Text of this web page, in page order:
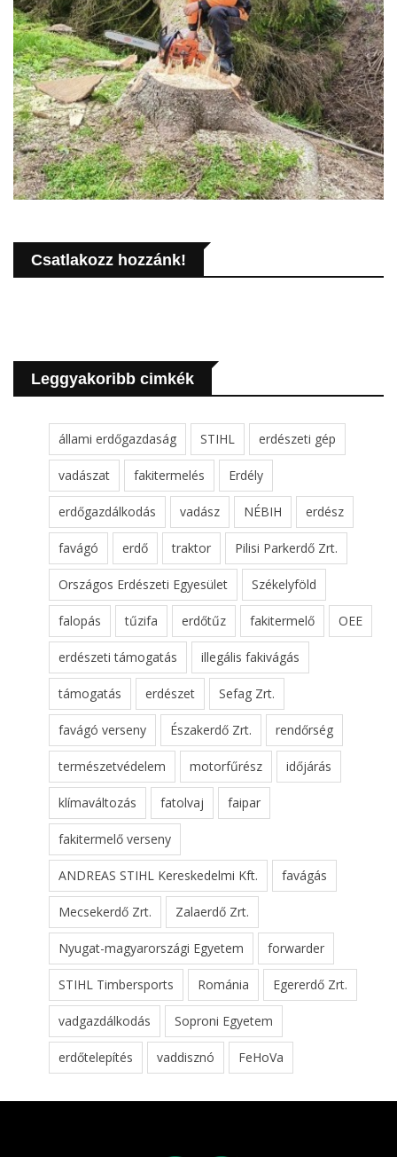
Csatlakozz hozzánk!
Leggyakoribb cimkék
állami erdőgazdaság STIHL erdészeti gép
vadászat fakitermelés Erdély
erdőgazdálkodás vadász NÉBIH erdész
favágó erdő traktor Pilisi Parkerdő Zrt.
Országos Erdészeti Egyesület Székelyföld
falopás tűzifa erdőtűz fakitermelő OEE
erdészeti támogatás illegális fakivágás
támogatás erdészet Sefag Zrt.
favágó verseny Északerdő Zrt. rendőrség
természetvédelem motorfűrész időjárás
klímaváltozás fatolvaj faipar
fakitermelő verseny
ANDREAS STIHL Kereskedelmi Kft. favágás
Mecsekerdő Zrt. Zalaerdő Zrt.
Nyugat-magyarországi Egyetem forwarder
STIHL Timbersports Románia Egererdő Zrt.
vadgazdálkodás Soproni Egyetem
erdőtelepítés vaddisznó FeHoVa